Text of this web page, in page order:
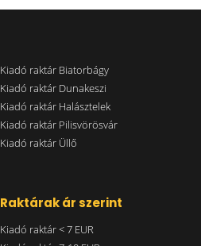
Kiadó raktár Biatorbágy
Kiadó raktár Dunakeszi
Kiadó raktár Halásztelek
Kiadó raktár Pilisvörösvár
Kiadó raktár Üllő
Raktárak ár szerint
Kiadó raktár < 7 EUR